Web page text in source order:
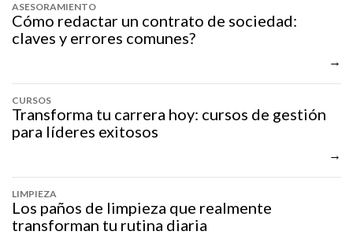
Cómo redactar un contrato de sociedad:
claves y errores comunes?
ASESORAMIENTO
Transforma tu carrera hoy: cursos de gestión
para líderes exitosos
CURSOS
Los paños de limpieza que realmente
transforman tu rutina diaria
LIMPIEZA